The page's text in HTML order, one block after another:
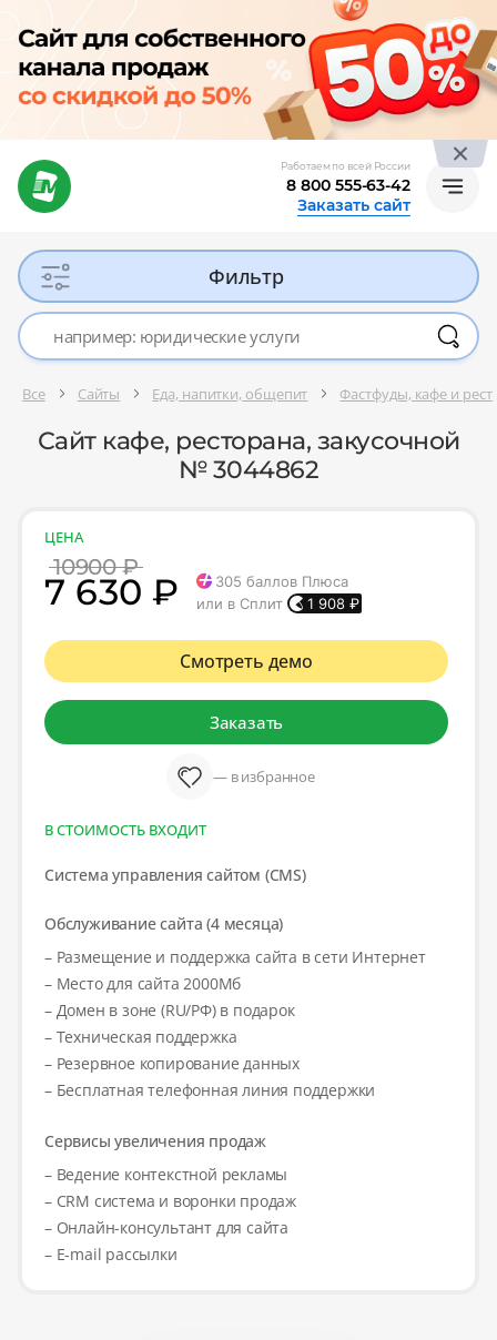
Работаем по всей России
8 800 555-63-42
Заказать сайт
Фильтр
Все Сайты Еда, напитки, общепит Фастфуды, кафе и
Сайт кафе, ресторана, закусочной
№ 3044862
ЦЕНА
10900 ₽
7 630 ₽ 305 баллов Плюса
или в Сплит
1 908 ₽
Смотреть демо
Заказать
— в избранное
В СТОИМОСТЬ ВХОДИТ
Система управления сайтом (CMS)
Обслуживание сайта (4 месяца)
– Размещение и поддержка сайта в сети Интернет
– Место для сайта 2000Мб
– Домен в зоне (RU/РФ) в подарок
– Техническая поддержка
– Резервное копирование данных
– Бесплатная телефонная линия поддержки
Сервисы увеличения продаж
– Ведение контекстной рекламы
– CRM система и воронки продаж
– Онлайн-консультант для сайта
– E-mail рассылки